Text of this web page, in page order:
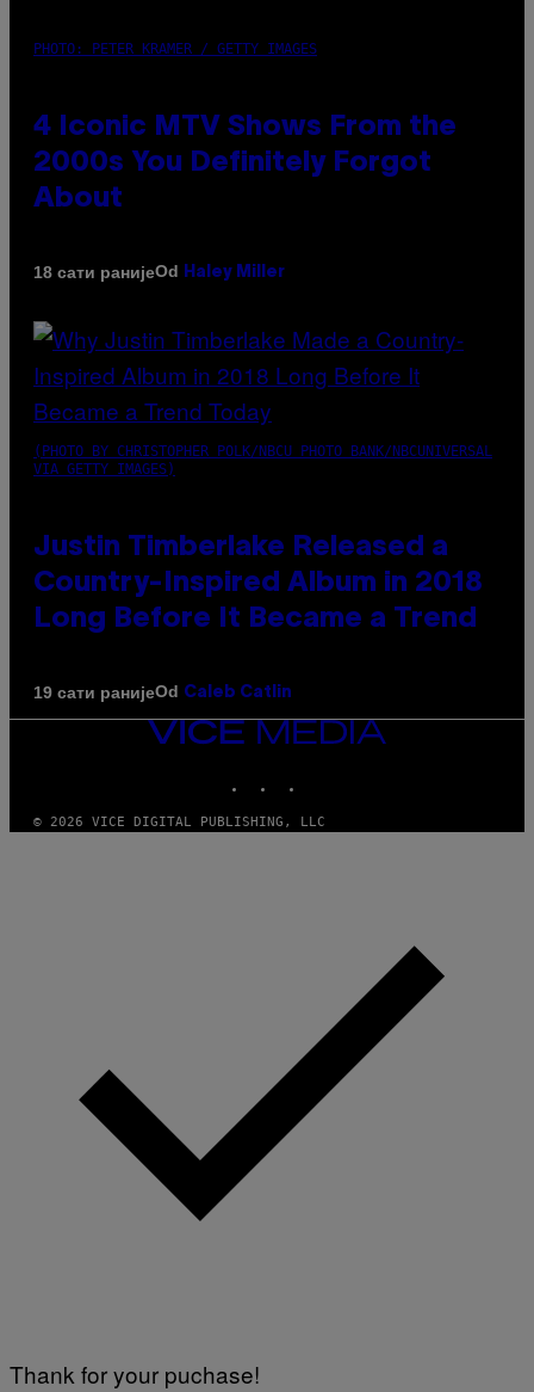
PHOTO: PETER KRAMER / GETTY IMAGES
4 Iconic MTV Shows From the
2000s You Definitely Forgot
About
18 сати ранијеOd Haley Miller
(PHOTO BY CHRISTOPHER POLK/NBCU PHOTO BANK/NBCUNIVERSAL
VIA GETTY IMAGES)
Justin Timberlake Released a
Country-Inspired Album in 2018
Long Before It Became a Trend
19 сати ранијеOd Caleb Catlin
VICE
© 2026 VICE DIGITAL PUBLISHING, LLC
Thank for your puchase!